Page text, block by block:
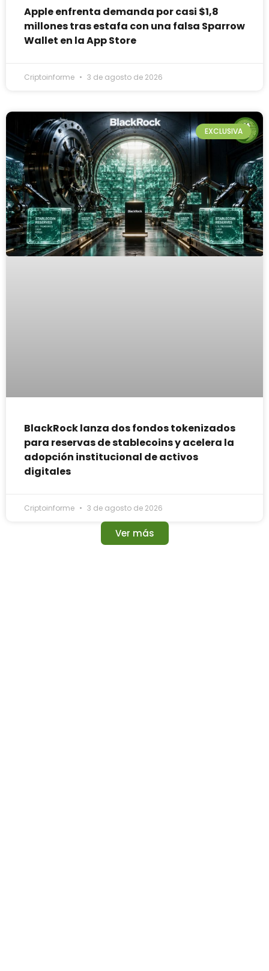
Apple enfrenta demanda por casi $1,8
millones tras estafa con una falsa Sparrow
Wallet en la App Store
Criptoinforme 3 de agosto de 2026
EXCLUSIVA
BlackRock lanza dos fondos tokenizados
para reservas de stablecoins y acelera la
adopción institucional de activos
digitales
Criptoinforme 3 de agosto de 2026
Ver más